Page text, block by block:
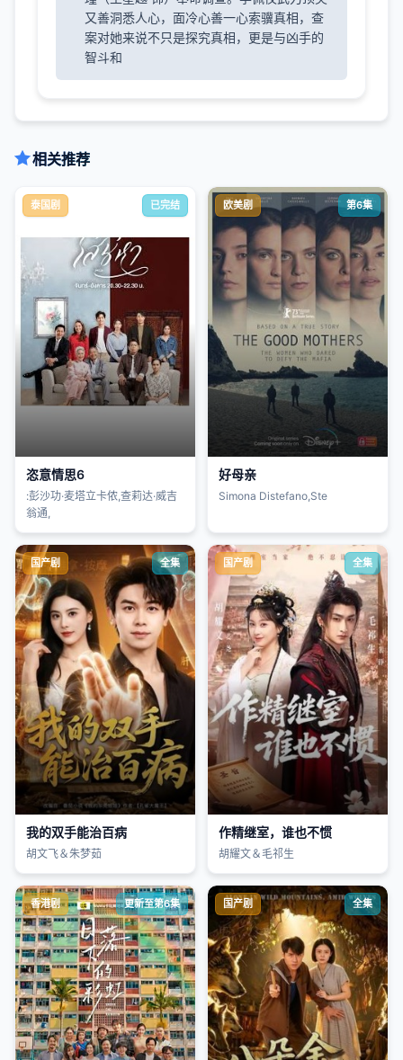
又善洞悉人心，面冷心善一心索骥真相，查
案对她来说不只是探究真相，更是与凶手的
智斗和
相关推荐
泰国剧 已完结
恣意情思6
:彭沙功·麦塔立卡侬,查莉达·威吉
翁通,
欧美剧 第6集
好母亲
Simona Distefano,Ste
国产剧 全集
我的双手能治百病
胡文飞＆朱梦茹
国产剧 全集
作精继室，谁也不惯
胡耀文＆毛祁生
香港剧 更新至第6集 国产剧 全集